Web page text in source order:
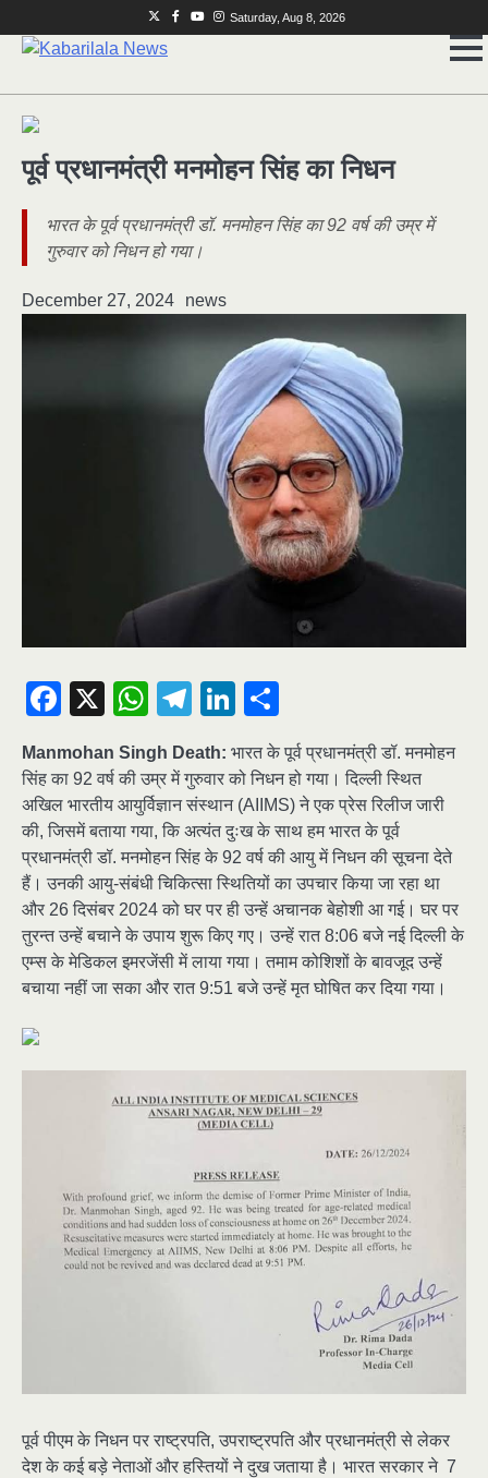
to
TwitterFacebook
YoutubeInstagram
Saturday, Aug 8, 2026
पूर्व प्रधानमंत्री मनमोहन सिंह का निधन
भारत के पूर्व प्रधानमंत्री डॉ. मनमोहन सिंह का 92 वर्ष की उम्र में
गुरुवार को निधन हो गया।
December 27, 2024 news
Facebook
X WhatsApp
Telegram
LinkedIn
Manmohan Singh Death: भारत के पूर्व प्रधानमंत्री डॉ. मनमोहन
सिंह का 92 वर्ष की उम्र में गुरुवार को निधन हो गया। दिल्ली स्थित
अखिल भारतीय आयुर्विज्ञान संस्थान (AIIMS) ने एक प्रेस रिलीज जारी
की, जिसमें बताया गया, कि अत्यंत दुःख के साथ हम भारत के पूर्व
प्रधानमंत्री डॉ. मनमोहन सिंह के 92 वर्ष की आयु में निधन की सूचना देते
हैं। उनकी आयु-संबंधी चिकित्सा स्थितियों का उपचार किया जा रहा था
और 26 दिसंबर 2024 को घर पर ही उन्हें अचानक बेहोशी आ गई। घर पर
तुरन्त उन्हें बचाने के उपाय शुरू किए गए। उन्हें रात 8:06 बजे नई दिल्ली के
एम्स के मेडिकल इमरजेंसी में लाया गया। तमाम कोशिशों के बावजूद उन्हें
बचाया नहीं जा सका और रात 9:51 बजे उन्हें मृत घोषित कर दिया गया।
पूर्व पीएम के निधन पर राष्ट्रपति, उपराष्ट्रपति और प्रधानमंत्री से लेकर
देश के कई बड़े नेताओं और हस्तियों ने दुख जताया है। भारत सरकार ने 7